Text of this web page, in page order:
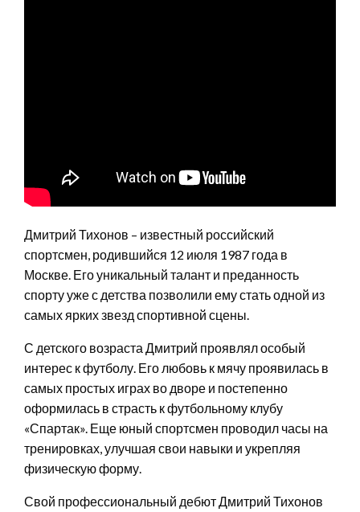
Дмитрий Тихонов – известный российский
спортсмен, родившийся 12 июля 1987 года в
Москве. Его уникальный талант и преданность
спорту уже с детства позволили ему стать одной из
самых ярких звезд спортивной сцены.
С детского возраста Дмитрий проявлял особый
интерес к футболу. Его любовь к мячу проявилась в
самых простых играх во дворе и постепенно
оформилась в страсть к футбольному клубу
«Спартак». Еще юный спортсмен проводил часы на
тренировках, улучшая свои навыки и укрепляя
физическую форму.
Свой профессиональный дебют Дмитрий Тихонов